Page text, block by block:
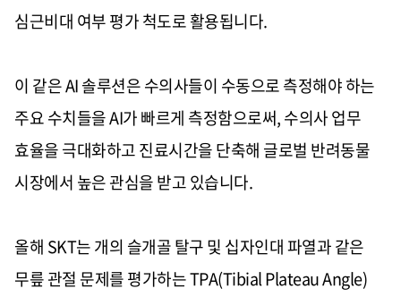
심근비대 여부 평가 척도로 활용됩니다.
이 같은AI솔루션은 수의사들이 수동으로 측정해야 하는
주요 수치들을AI가 빠르게 측정함으로써,수의사 업무
효율을 극대화하고 진료시간을 단축해 글로벌 반려동물
시장에서 높은 관심을 받고 있습니다.
올해 SKT는 개의 슬개골 탈구 및 십자인대 파열과 같은
무릎 관절 문제를 평가하는TPA(Tibial Plateau Angle)